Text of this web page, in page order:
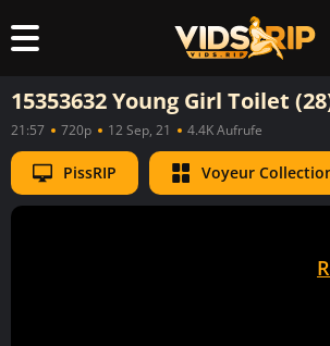
15353632 Young Girl Toilet
21:57 720p 12 Sep, 21 4.4K Aufrufe
PissRIP Voyeur